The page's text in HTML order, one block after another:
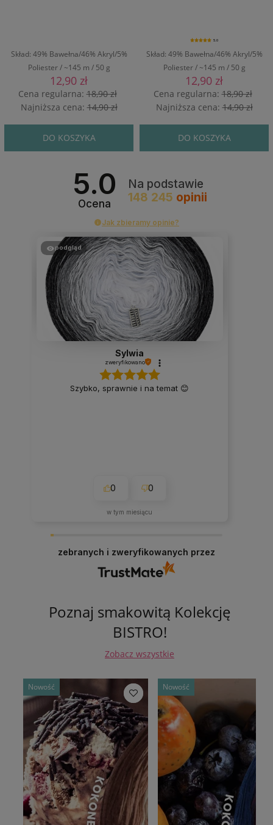
Skład: 49% Bawełna/46% Akryl/5%
Poliester / ~145 m / 50 g
12,90 zł
Cena regularna:18,90 zł
Najniższa cena:14,90 zł
DO KOSZYKA
Skład: 49% Bawełna/46% Akryl/5%
Poliester / ~145 m / 50 g
5.0
12,90 zł
Cena regularna:18,90 zł
Najniższa cena:14,90 zł
DO KOSZYKA
5.0
Ocena
Na podstawie
148 245 opinii
Jak zbieramy opinie?
podgląd
Sylwia
zweryfikowano
Szybko, sprawnie i na temat 😊
0 0
w tym miesiącu
zebranych i zweryfikowanych przez
Poznaj smakowitą Kolekcję
BISTRO!
Zobacz wszystkie
Nowość Nowość